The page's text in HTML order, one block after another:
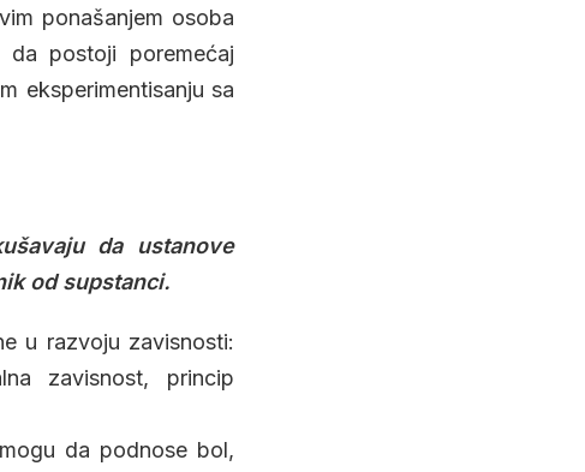
ponašanjem osoba
postoji poremećaj
eksperimentisanju sa
da ustanove
od supstanci.
u razvoju zavisnosti:
zavisnost, princip
da podnose bol,